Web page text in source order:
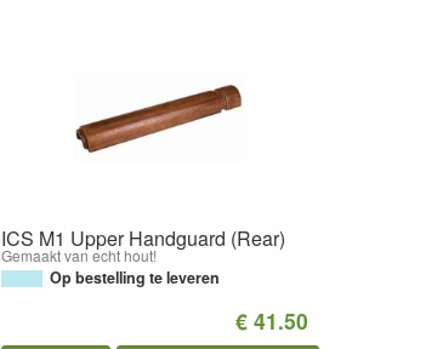
ICS M1 Upper Handguard (Rear)
Gemaakt van echt hout!
Op bestelling te leveren
€ 41.50